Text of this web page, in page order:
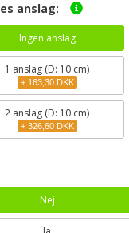
anslag:
Ingen anslag
1 anslag (D: 10 cm)
+ 163,30 DKK
2 anslag (D: 10 cm)
+ 326,60 DKK
Nej